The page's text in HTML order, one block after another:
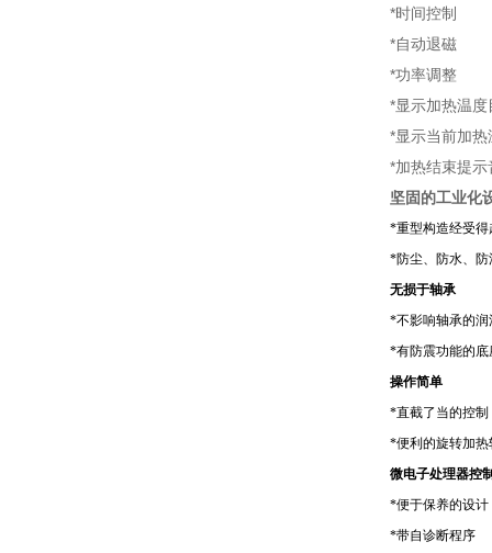
*时间控制
*自动退磁
*功率调整
*显示加热温
*显示当前加
*加热结束提示
坚固的工业化
*重型构造经受
*防尘、防水、
无损于轴承
*不影响轴承的润
*有防震功能的
操作简单
*直截了当的控制
*便利的旋转加热
微电子处理器控
*便于保养的设计
*带自诊断程序